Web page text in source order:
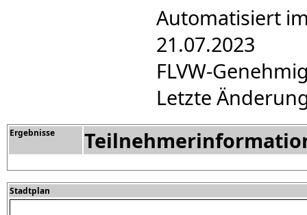
Automatisiert
21.07.2023
FLVW-
Letzte
Ergebnisse
Stadtplan